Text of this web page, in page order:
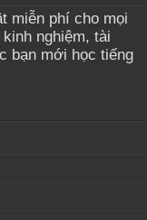
miễn phí cho mọi
nghiệm, tài
bạn mới học tiếng